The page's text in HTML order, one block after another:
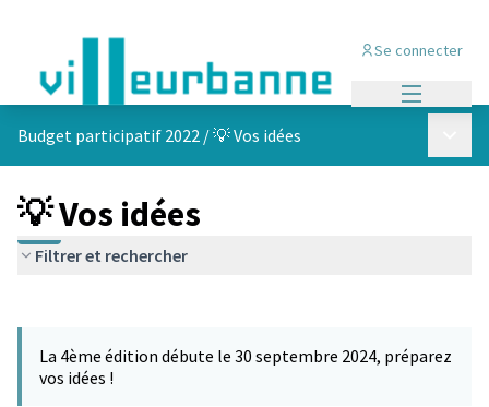
Se connecter
Budget participatif 2022 /💡 Vos idées
💡 Vos idées
Filtrer et rechercher
−
La 4ème édition débute le 30 septembre 2024, préparez
vos idées !